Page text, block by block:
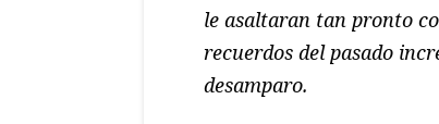
le asaltaran tan pronto
recuerdos del pasado
desamparo.